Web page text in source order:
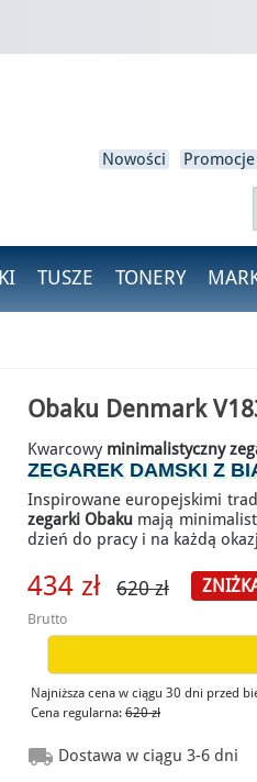
Nowości Promocje
TUSZE TONERY
Obaku Denmark
Kwarcowy minimalistyczny
ZEGAREK DAMSKI Z
Inspirowane europejskimi
zegarki Obaku mają
dzień do pracy i na każdą
434 zł 620 zł
Brutto
Najniższa cena w ciągu 30 dni przed
Cena regularna: 620 zł
 Dostawa w ciągu 3-6 dni